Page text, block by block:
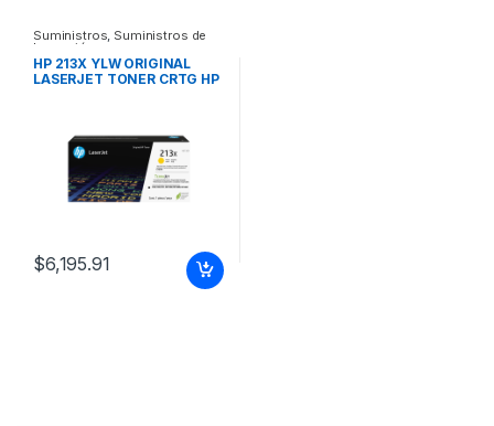
Suministros, Suministros de
Impresión
HP 213X YLW ORIGINAL
LASERJET TONER CRTG HP
$6,195.91